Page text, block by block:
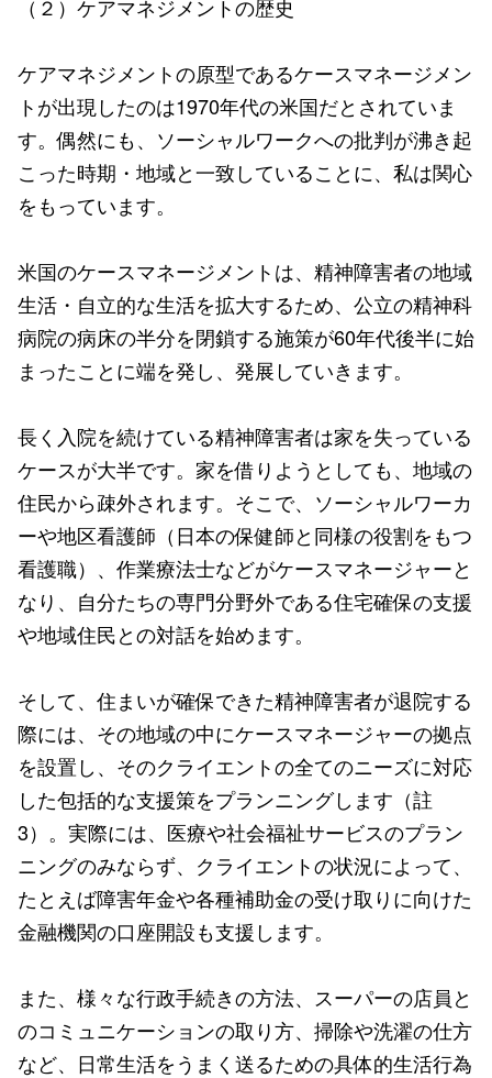
（２）ケアマネジメントの歴史
ケアマネジメントの原型であるケースマネージメン
トが出現したのは1970年代の米国だとされていま
す。偶然にも、ソーシャルワークへの批判が沸き起
こった時期・地域と一致していることに、私は関心
をもっています。
米国のケースマネージメントは、精神障害者の地域
生活・自立的な生活を拡大するため、公立の精神科
病院の病床の半分を閉鎖する施策が60年代後半に始
まったことに端を発し、発展していきます。
長く入院を続けている精神障害者は家を失っている
ケースが大半です。家を借りようとしても、地域の
住民から疎外されます。そこで、ソーシャルワーカ
ーや地区看護師（日本の保健師と同様の役割をもつ
看護職）、作業療法士などがケースマネージャーと
なり、自分たちの専門分野外である住宅確保の支援
や地域住民との対話を始めます。
そして、住まいが確保できた精神障害者が退院する
際には、その地域の中にケースマネージャーの拠点
を設置し、そのクライエントの全てのニーズに対応
した包括的な支援策をプランニングします（註
3）。実際には、医療や社会福祉サービスのプラン
ニングのみならず、クライエントの状況によって、
たとえば障害年金や各種補助金の受け取りに向けた
金融機関の口座開設も支援します。
また、様々な行政手続きの方法、スーパーの店員と
のコミュニケーションの取り方、掃除や洗濯の仕方
など、日常生活をうまく送るための具体的生活行為